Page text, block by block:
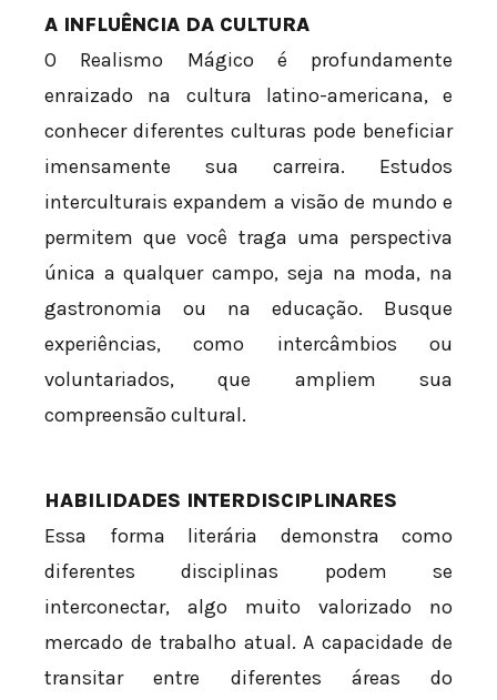
A INFLUÊNCIA DA CULTURA
O Realismo Mágico é profundamente
enraizado na cultura latino-americana, e
conhecer diferentes culturas pode beneficiar
imensamente sua carreira. Estudos
interculturais expandem a visão de mundo e
permitem que você traga uma perspectiva
única a qualquer campo, seja na moda, na
gastronomia ou na educação. Busque
experiências, como intercâmbios ou
voluntariados, que ampliem sua
compreensão cultural.
HABILIDADES INTERDISCIPLINARES
Essa forma literária demonstra como
diferentes disciplinas podem se
interconectar, algo muito valorizado no
mercado de trabalho atual. A capacidade de
transitar entre diferentes áreas do